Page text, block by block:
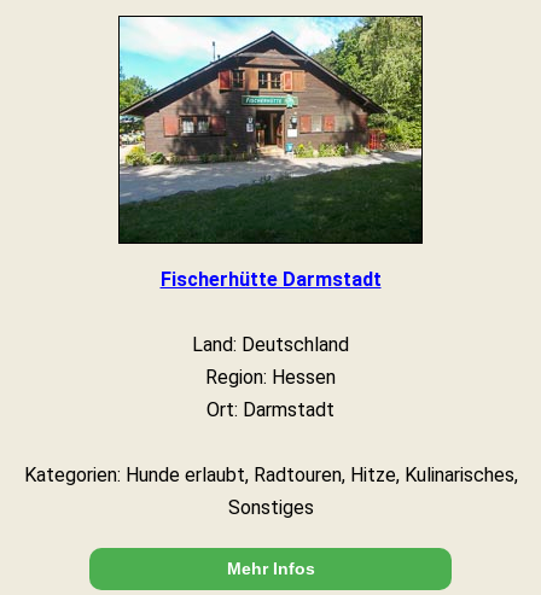
Fischerhütte Darmstadt
Land: Deutschland
Region: Hessen
Ort: Darmstadt
Kategorien: Hunde erlaubt, Radtouren, Hitze, Kulinarisches,
Sonstiges
Mehr Infos